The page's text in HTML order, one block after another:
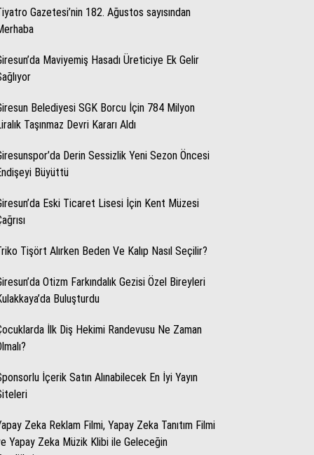
Facebook
Pınar HOLT
Gazetesi’nin 182. Ağustos sayısından
Maviyemiş Hasadı Üreticiye Ek Gelir
Belediyesi SGK Borcu İçin 784 Milyon
Taşınmaz Devri Kararı Aldı
Derin Sessizlik Yeni Sezon Öncesi
Büyüttü
Eski Ticaret Lisesi İçin Kent Müzesi
Tişört Alırken Beden Ve Kalıp Nasıl Seçilir?
Otizm Farkındalık Gezisi Özel Bireyleri
Buluşturdu
İlk Diş Hekimi Randevusu Ne Zaman
İçerik Satın Alınabilecek En İyi Yayın
Zeka Reklam Filmi, Yapay Zeka Tanıtım Filmi
Yapay Zeka Müzik Klibi ile Geleceğin